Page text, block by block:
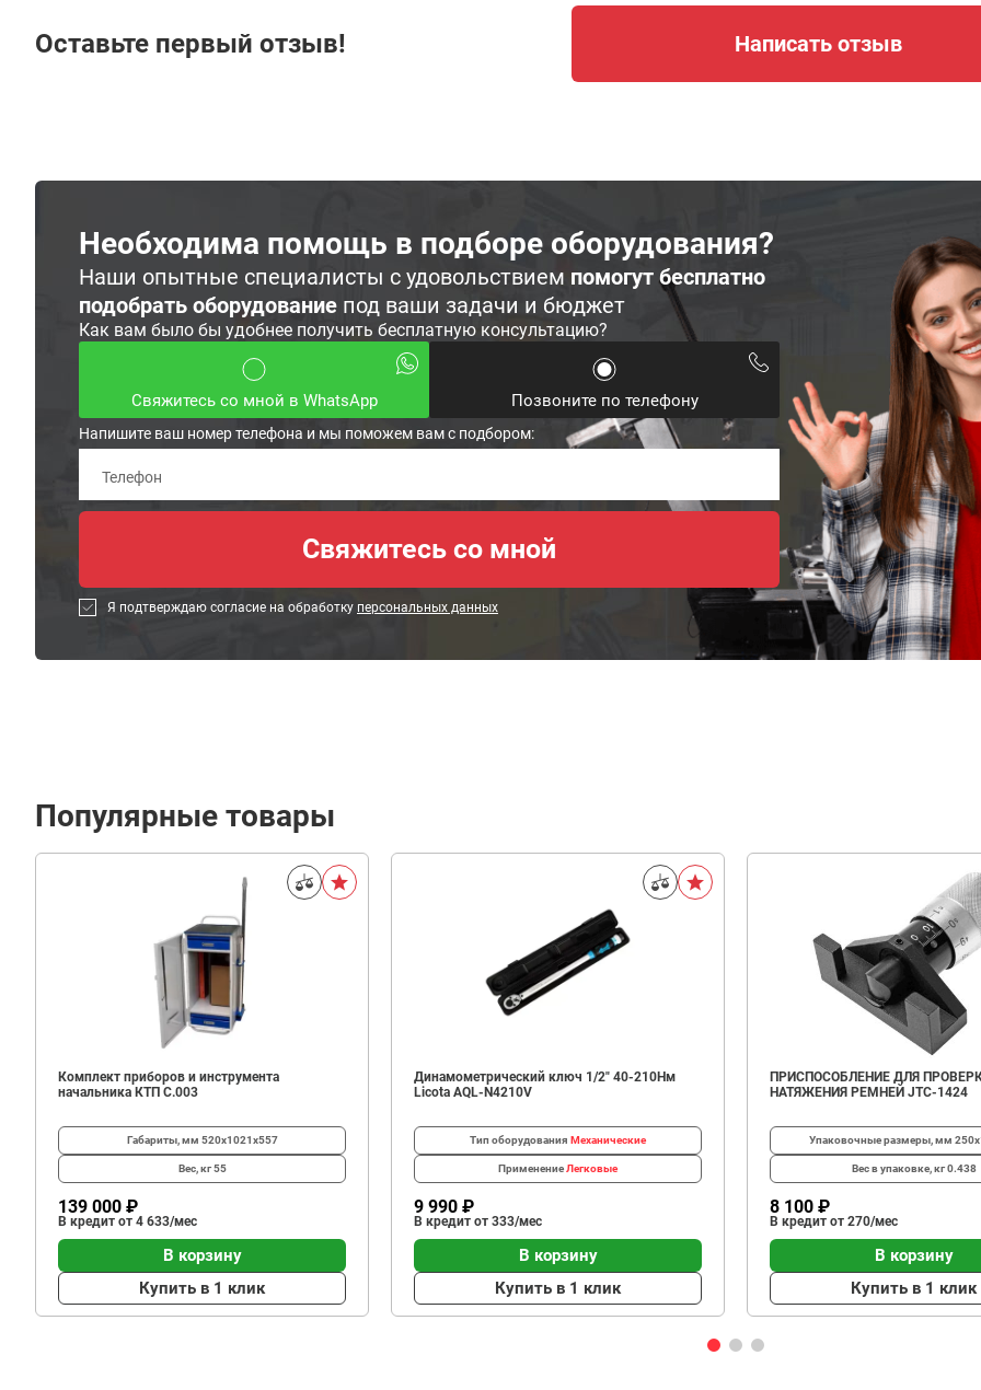
Оставьте первый отзыв! Написать отзыв
Необходима помощь в подборе оборудования?
Наши опытные специалисты с удовольствием помогут бесплатно
подобрать оборудование под ваши задачи и бюджет
Как вам было бы удобнее получить бесплатную консультацию?
Свяжитесь со мной в WhatsApp Позвоните по телефону
Напишите ваш номер телефона и мы поможем вам с подбором:
Я подтверждаю согласие на обработку персональных данных
Популярные товары
Комплект приборов и инструмента
начальника КТП C.003
Габариты, мм 520х1021х557
Вес, кг55
139 000 ₽
В кредит от 4 633/мес
В корзину
Купить в 1 клик
Динамометрический ключ 1/2" 40-210Нм
Licota AQL-N4210V
Тип оборудования Механические
ПрименениеЛегковые
9 990 ₽
В кредит от 333/мес
В корзину
Купить в 1 клик
ПРИСПОСОБЛЕНИЕ ДЛЯ
НАТЯЖЕНИЯ РЕМНЕЙ JTC-1424
Упаковочные размеры, мм
Вес в упаковке, кг0.438
8 100 ₽
В кредит от 270/мес
В корзину
Купить в 1 клик